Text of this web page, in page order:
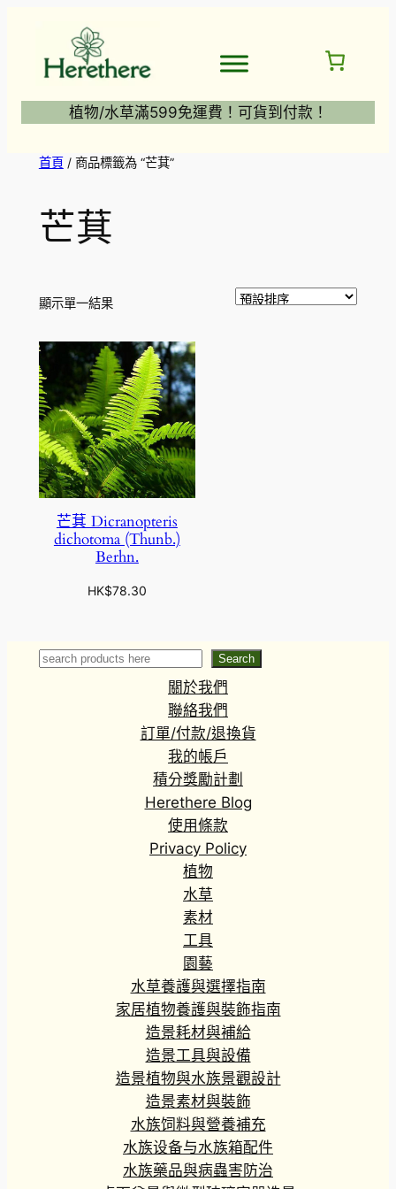
植物/水草滿599免運費！可貨到付款！
首頁/ 商品標籤為 “芒萁”
芒萁
顯示單一結果
芒萁 Dicranopteris
dichotoma (Thunb.)
Berhn.
HK$78.30
Search Search
關於我們
聯絡我們
訂單/付款/退換貨
我的帳戶
積分獎勵計劃
Herethere Blog
使用條款
Privacy Policy
植物
水草
素材
工具
園藝
水草養護與選擇指南
家居植物養護與裝飾指南
造景耗材與補給
造景工具與設備
造景植物與水族景觀設計
造景素材與裝飾
水族饲料與營養補充
水族设备与水族箱配件
水族藥品與病蟲害防治